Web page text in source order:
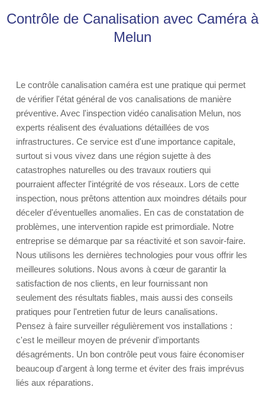
Contrôle de Canalisation avec Caméra à
Melun
Le contrôle canalisation caméra est une pratique qui permet
de vérifier l'état général de vos canalisations de manière
préventive. Avec l'inspection vidéo canalisation Melun, nos
experts réalisent des évaluations détaillées de vos
infrastructures. Ce service est d'une importance capitale,
surtout si vous vivez dans une région sujette à des
catastrophes naturelles ou des travaux routiers qui
pourraient affecter l'intégrité de vos réseaux. Lors de cette
inspection, nous prêtons attention aux moindres détails pour
déceler d'éventuelles anomalies. En cas de constatation de
problèmes, une intervention rapide est primordiale. Notre
entreprise se démarque par sa réactivité et son savoir-faire.
Nous utilisons les dernières technologies pour vous offrir les
meilleures solutions. Nous avons à cœur de garantir la
satisfaction de nos clients, en leur fournissant non
seulement des résultats fiables, mais aussi des conseils
pratiques pour l'entretien futur de leurs canalisations.
Pensez à faire surveiller régulièrement vos installations :
c'est le meilleur moyen de prévenir d'importants
désagréments. Un bon contrôle peut vous faire économiser
beaucoup d'argent à long terme et éviter des frais imprévus
liés aux réparations.